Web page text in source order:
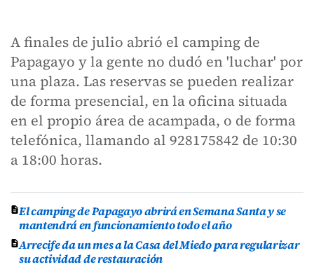
A finales de julio abrió el camping de
Papagayo y la gente no dudó en 'luchar' por
una plaza. Las reservas se pueden realizar
de forma presencial, en la oficina situada
en el propio área de acampada, o de forma
telefónica, llamando al 928175842 de 10:30
a 18:00 horas.
El camping de Papagayo abrirá en Semana Santa y se
mantendrá en funcionamiento todo el año
Arrecife da un mes a la Casa del Miedo para regularizar
su actividad de restauración